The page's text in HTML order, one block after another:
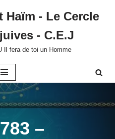
Haïm - Le Cercle
- C.E.J
Il fera de toi un Homme
–